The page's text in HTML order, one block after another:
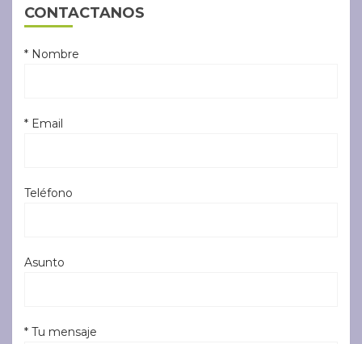
CONTACTANOS
* Nombre
* Email
Teléfono
Asunto
* Tu mensaje